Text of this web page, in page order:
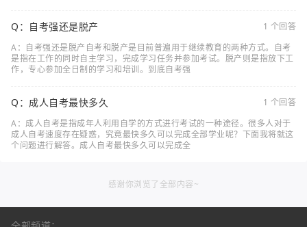
Q：自考强还是脱产
1 个回答
A：自考强还是脱产自考和脱产是目前普遍用于继续教育的两种方式。自考
是指在工作的同时自主学习，完成学习任务并参加考试。脱产则是指放下工
作，专心参加全日制的学习和培训。到底自考强
Q：成人自考最快多久
1 个回答
A：成人自考是指成年人利用自学的方式进行考试的一种途径。很多人对于
成人自考速度存在疑惑，究竟最快多久可以完成全部学业呢？下面我将就这
个问题进行解答。成人自考最快多久可以完成全
感谢你浏览了全部内容~